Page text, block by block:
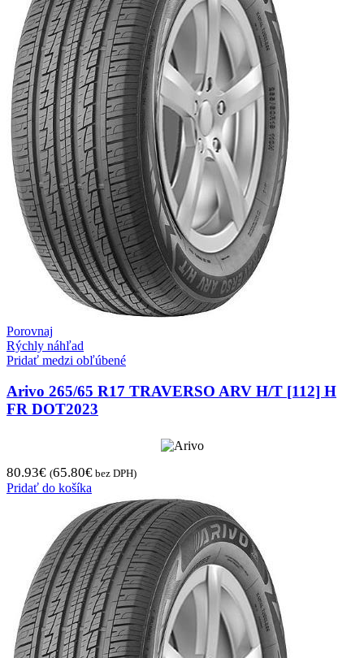
Porovnaj
Rýchly náhľad
Pridať medzi obľúbené
Arivo 265/65 R17 TRAVERSO ARV H/T [112] H
FR DOT2023
80.93€ (65.80€ bez DPH)
Pridať do košíka